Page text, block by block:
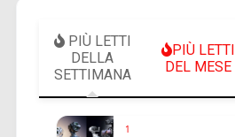
PIÙ LETTI
DELLA
SETTIMANA
PIÙ LETTI
DEL MESE
1